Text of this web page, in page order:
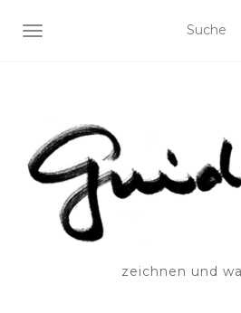
SCHALTE NAVIGATION
zeichnen und